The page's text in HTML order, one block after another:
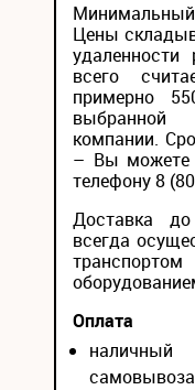
Минимальный
Цены
всего
примерно
компании.
– Вы можете
телефону 8
Доставка
всегда
Оплата
самовывоза